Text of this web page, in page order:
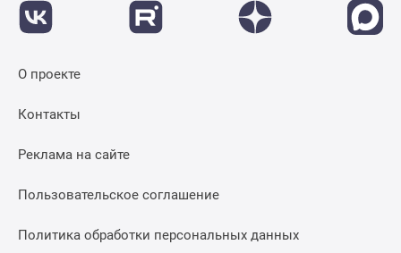
О проекте
Контакты
Реклама на сайте
Пользовательское соглашение
Политика обработки персональных данных